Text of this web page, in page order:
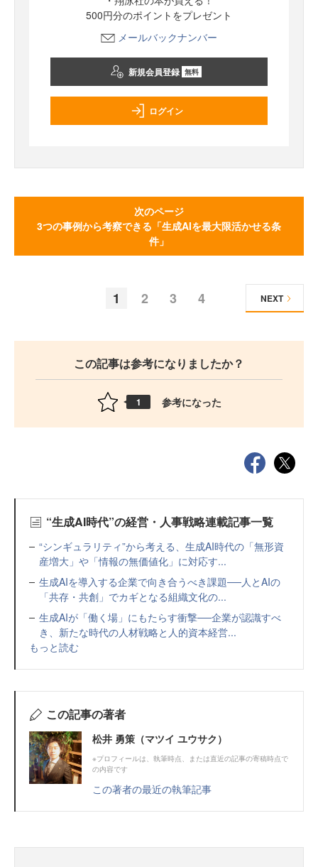
500円分のポイントをプレゼント
メールバックナンバー
新規会員登録 無料
ログイン
次のページ
3つの事例から考察できる「生成AIを最大限活かせる条
件」
1 2 3 4 NEXT
この記事は参考になりましたか？
1 参考になった
“生成AI時代”の経営・人事戦略連載記事一覧
“シンギュラリティ”から考える、生成AI時代の「無形資
産増大」や「情報の無価値化」に対応す...
生成AIを導入する企業で向き合うべき課題──人とAIの
「共存・共創」でカギとなる組織文化の...
生成AIが「働く場」にもたらす衝撃──企業が認識すべ
き、新たな時代の人材戦略と人的資本経営...
もっと読む
この記事の著者
松井 勇策（マツイ ユウサク）
※プロフィールは、執筆時点、または直近の記事の寄稿時点で
の内容です
この著者の最近の執筆記事